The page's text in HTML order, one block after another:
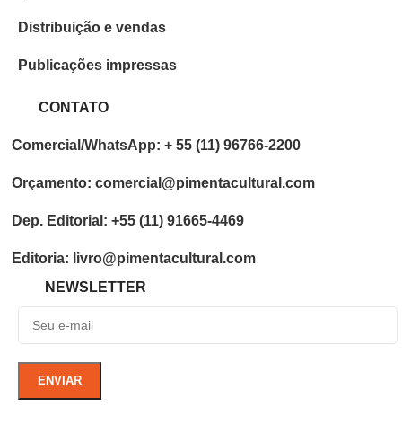
Distribuição e vendas
Publicações impressas
CONTATO
Comercial/WhatsApp: + 55 (11) 96766-2200
Orçamento: comercial@pimentacultural.com
Dep. Editorial: +55 (11) 91665-4469
Editoria: livro@pimentacultural.com
NEWSLETTER